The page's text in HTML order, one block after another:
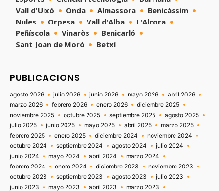
Vall d'Uixó
Onda Almassora
Benicàssim
Nules
Orpesa Vall d'Alba
L'Alcora
Peñíscola
Vinaròs
Benicarló
Sant Joan de Moró
Betxí
PUBLICACIONS
agosto 2026 julio 2026 junio 2026 mayo 2026
abril 2026
marzo 2026
febrero 2026 enero 2026
diciembre 2025
noviembre 2025
octubre 2025 septiembre 2025
agosto 2025
julio 2025
junio 2025 mayo 2025 abril 2025
marzo 2025
febrero 2025
enero 2025 diciembre 2024
noviembre 2024
octubre 2024
septiembre 2024 agosto 2024
julio 2024
junio 2024
mayo 2024 abril 2024
marzo 2024
febrero 2024
enero 2024 diciembre 2023
noviembre 2023
octubre 2023
septiembre 2023 agosto 2023
julio 2023
junio 2023
mayo 2023 abril 2023
marzo 2023